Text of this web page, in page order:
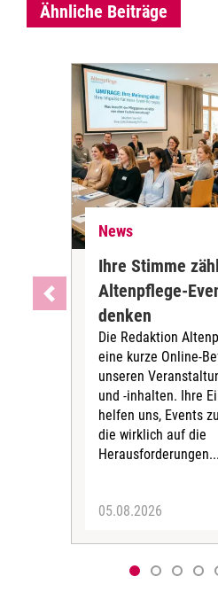
Ähnliche Beiträge
News
Ihre Stimme
Altenpflege-
denken
Die Redaktion
eine kurze Online-
unseren
und -inhalten. Ihre
helfen uns, Events
die wirklich auf die
Herausforderungen...
05.08.2026